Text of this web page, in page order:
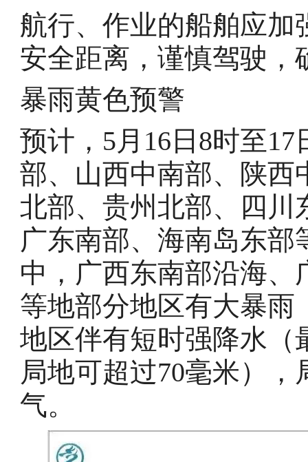
航行、作业的船舶应加
安全距离，谨慎驾驶，
暴雨黄色预警
预计，5月16日8时至
部、山西中南部、陕西
北部、贵州北部、四川
广东南部、海南岛东
中，广西东南部沿海
等地部分地区有大暴雨
地区伴有短时强降水（
局地可超过70毫米）
气。